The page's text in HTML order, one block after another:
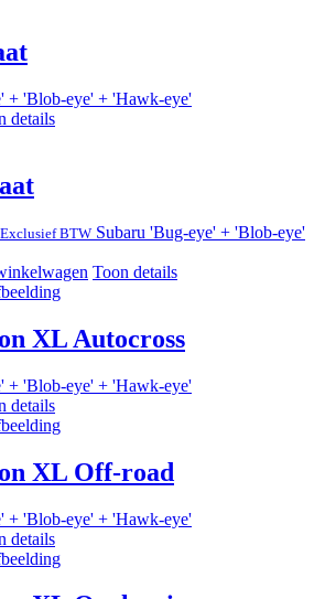
+ 'Blob-eye' + 'Hawk-eye'
details
BTW Subaru 'Bug-eye' + 'Blob-eye'
Toon details
XL Autocross
+ 'Blob-eye' + 'Hawk-eye'
details
XL Off-road
+ 'Blob-eye' + 'Hawk-eye'
details